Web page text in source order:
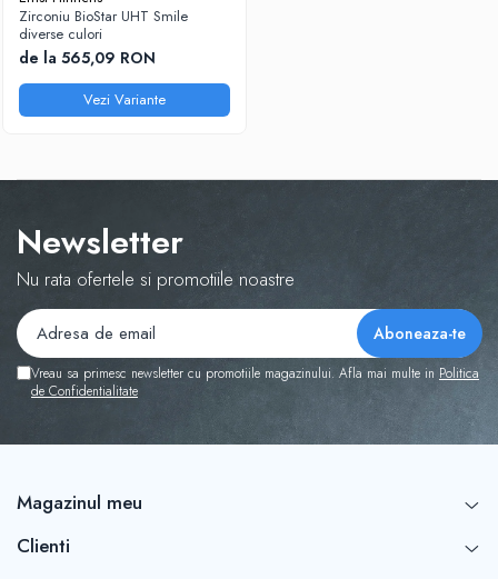
Disc Nano Compozit
Disc PMMA Eldy Plus
Sablatoare
Soclatoare
Steamere
Zirconiu BioStar UHT Smile
diverse culori
de la 565,09 RON
Vezi Variante
Newsletter
Nu rata ofertele si promotiile noastre
Vreau sa primesc newsletter cu promotiile magazinului. Afla mai multe in Politica
de Confidentialitate
Magazinul meu
Clienti